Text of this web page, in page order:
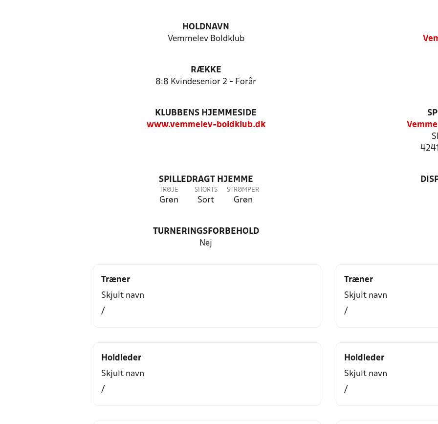
HOLDNAVN
Vemmelev Boldklub
RÆKKE
8:8 Kvindesenior 2 - Forår
KLUBBENS HJEMMESIDE
www.vemmelev-boldklub.dk
SPILLEDRAGT HJEMME
TRØJE
Grøn
SHORTS
Sort
STRØMPER
Grøn
TURNERINGSFORBEHOLD
Nej
Træner
Skjult navn
/
Træner
Skjult navn
/
Holdleder
Skjult navn
/
Holdleder
Skjult navn
/